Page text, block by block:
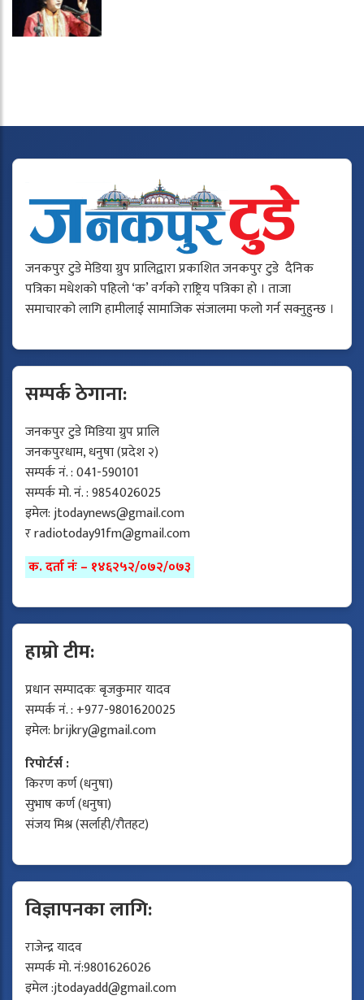
जनकपुर टुडे मेडिया ग्रुप प्रालिद्वारा प्रकाशित जनकपुर टुडे दैनिक
पत्रिका मधेशको पहिलो ‘क’ वर्गको राष्ट्रिय पत्रिका हो । ताजा
समाचारको लागि हामीलाई सामाजिक संजालमा फलो गर्न सक्नुहुन्छ ।
सम्पर्क ठेगाना:
जनकपुर टुडे मिडिया ग्रुप प्रालि
जनकपुरधाम, धनुषा (प्रदेश २)
सम्पर्क नं. : 041-590101
सम्पर्क मो. नं. : 9854026025
इमेल:jtodaynews@gmail.com
रradiotoday91fm@gmail.com
क. दर्ता नंः – १४६२५२/०७२/०७३
हाम्रो टीम:
प्रधान सम्पादकः बृजकुमार यादव
सम्पर्क नं. : +977-9801620025
इमेल:brijkry@gmail.com
रिपोर्टर्स :
किरण कर्ण (धनुषा)
सुभाष कर्ण (धनुषा)
संजय मिश्र (सर्लाही/रौतहट)
विज्ञापनका लागि:
राजेन्द्र यादव
सम्पर्क मो. नं:9801626026
इमेल :jtodayadd@gmail.com